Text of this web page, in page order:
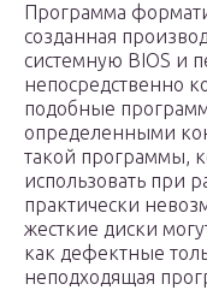
Программа
созданная
системную BIOS и
непосредственно
подобные
определенными
такой программы,
использовать при
практически
жесткие диски
как дефектные
неподходящая